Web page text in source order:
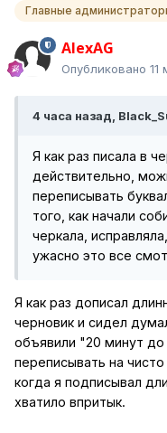
Главные
AlexAG
Опубликовано 11
4 часа назад,
Я как раз писала в
действительно,
переписывать
того, как начали
черкала,
ужасно это все
Я как раз дописал
черновик и сидел
объявили "20 минут
переписывать на
когда я подписывал
хватило впритык.